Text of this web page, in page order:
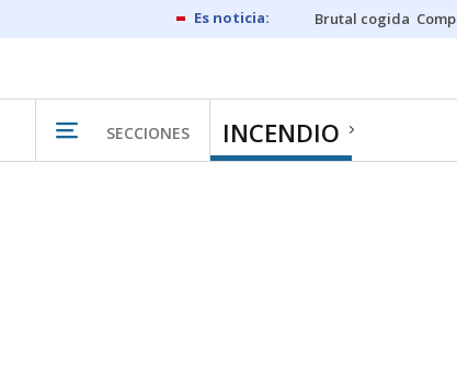
Brutal cogida
SECCIONES INCENDIO